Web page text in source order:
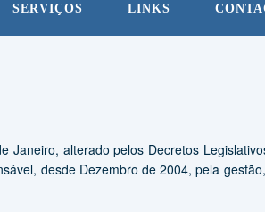
SERVIÇOS LINKS
Janeiro, alterado pelos Decretos
desde Dezembro de 2004, pela